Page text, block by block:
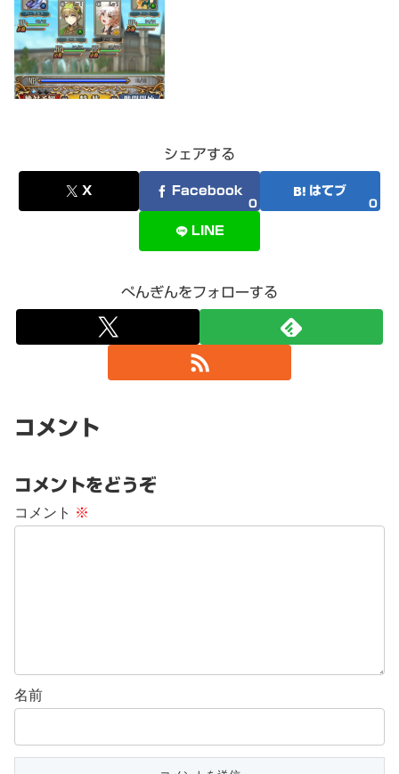
シェアする
X Facebook
0
はてブ
0
LINE
ぺんぎんをフォローする
コメント
コメントをどうぞ
コメント ※
名前